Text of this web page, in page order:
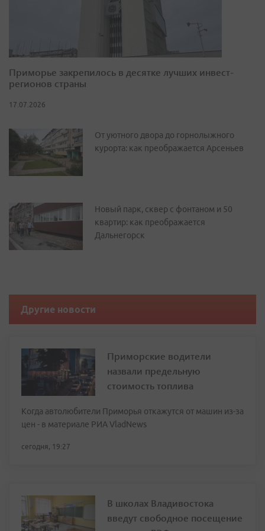
Приморье закрепилось в десятке лучших инвест-
регионов страны
17.07.2026
От уютного двора до горнолыжного
курорта: как преображается Арсеньев
Новый парк, сквер с фонтаном и 50
квартир: как преображается
Дальнегорск
Другие новости
Приморские водители
назвали предельную
стоимость топлива
Когда автолюбители Приморья откажутся от машин из-за
цен - в материале РИА VladNews
сегодня, 19:27
В школах Владивостока
введут свободное посещение